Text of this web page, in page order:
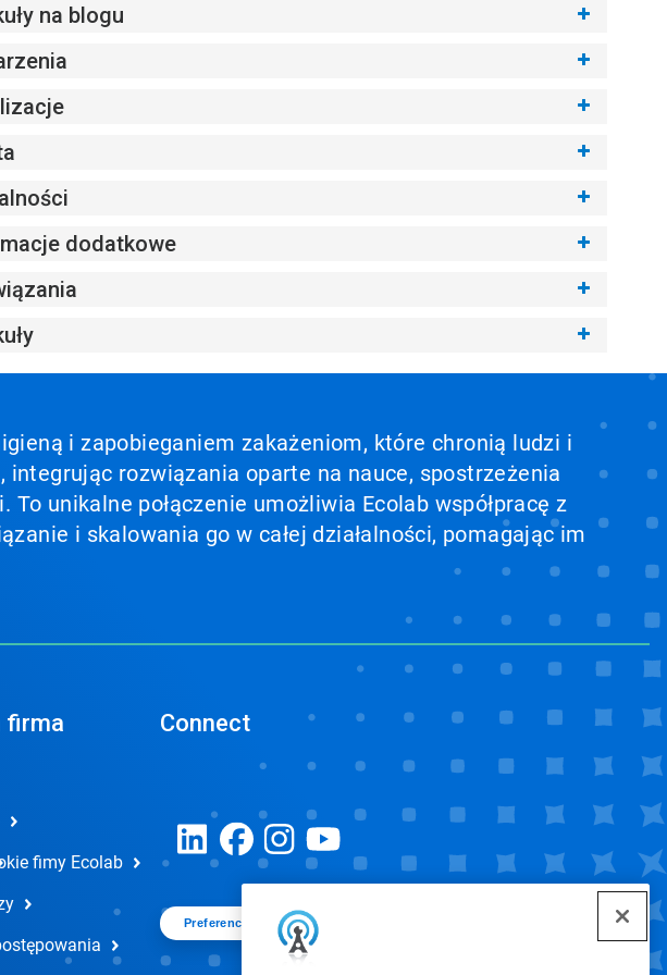
na blogu
dodatkowe
i zapobieganiem zakażeniom, które chronią ludzi i
rozwiązania oparte na nauce, spostrzeżenia
unikalne połączenie umożliwia Ecolab współpracę z
i skalowania go w całej działalności, pomagając im
fimy Ecolab
firma Connect
Preferencje plików cookie